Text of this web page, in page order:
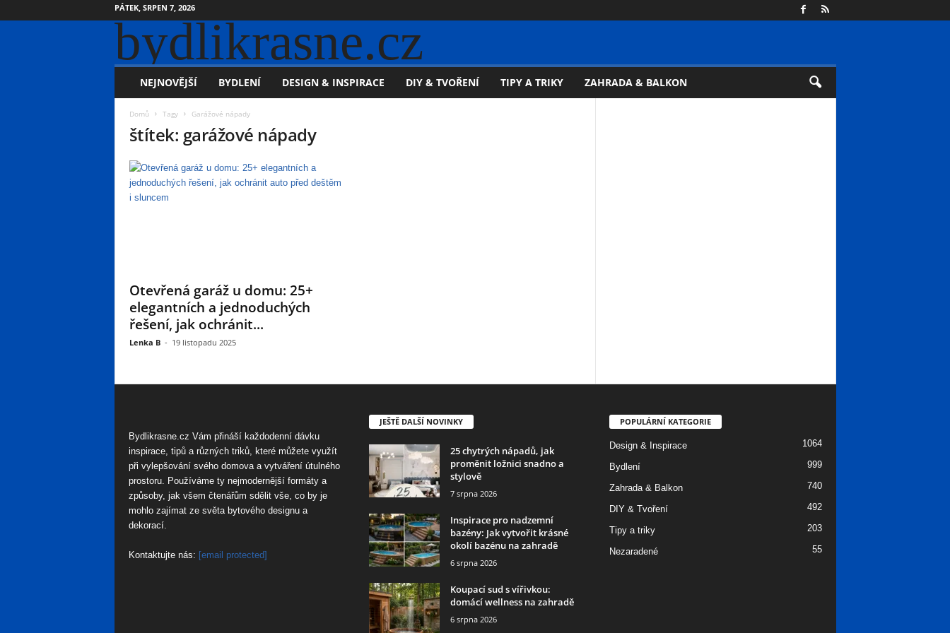
PÁTEK, SRPEN 7, 2026
bydlikrasne.cz
NEJNOVĚJŠÍ BYDLENÍ DESIGN & INSPIRACE DIY & TVOŘENÍ TIPY A TRIKY ZAHRADA & BALKON
Domů Tagy Garážové nápady
štítek: garážové nápady
Otevřená garáž u domu: 25+
elegantních a jednoduchých
řešení, jak ochránit...
Lenka B - 19 listopadu 2025
Bydlikrasne.cz Vám přináší každodenní dávku
inspirace, tipů a různých triků, které můžete využít
při vylepšování svého domova a vytváření útulného
prostoru. Používáme ty nejmodernější formáty a
způsoby, jak všem čtenářům sdělit vše, co by je
mohlo zajímat ze světa bytového designu a
dekorací.
Kontaktujte nás: [email protected]
JEŠTĚ DALŠÍ NOVINKY
25 chytrých nápadů, jak
proměnit ložnici snadno a
stylově
7 srpna 2026
Inspirace pro nadzemní
bazény: Jak vytvořit krásné
okolí bazénu na zahradě
6 srpna 2026
Koupací sud s vířivkou:
domácí wellness na zahradě
6 srpna 2026
POPULÁRNÍ KATEGORIE
Design & Inspirace 1064
Bydlení 999
Zahrada & Balkon 740
DIY & Tvoření 492
Tipy a triky 203
Nezaradené 55